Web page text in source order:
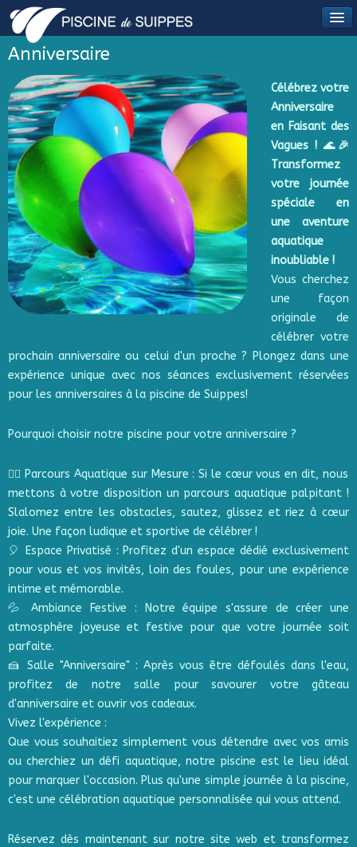
Anniversaire
Célébrez votre
Anniversaire
en Faisant des
Vagues ! 🌊🎉
Transformez
votre journée
spéciale en
une aventure
aquatique
inoubliable !
Vous cherchez
une façon
originale de
célébrer votre
prochain anniversaire ou celui d'un proche ? Plongez dans une
expérience unique avec nos séances exclusivement réservées
pour les anniversaires à la piscine de Suippes!
Pourquoi choisir notre piscine pour votre anniversaire ?
🏊‍♂️ Parcours Aquatique sur Mesure : Si le cœur vous en dit, nous
mettons à votre disposition un parcours aquatique palpitant !
Slalomez entre les obstacles, sautez, glissez et riez à cœur
joie. Une façon ludique et sportive de célébrer !
🎈 Espace Privatisé : Profitez d'un espace dédié exclusivement
pour vous et vos invités, loin des foules, pour une expérience
intime et mémorable.
💦 Ambiance Festive : Notre équipe s'assure de créer une
atmosphère joyeuse et festive pour que votre journée soit
parfaite.
🍰 Salle "Anniversaire" : Après vous être défoulés dans l'eau,
profitez de notre salle pour savourer votre gâteau
d'anniversaire et ouvrir vos cadeaux.
Vivez l'expérience :
Que vous souhaitiez simplement vous détendre avec vos amis
ou cherchiez un défi aquatique, notre piscine est le lieu idéal
pour marquer l'occasion. Plus qu'une simple journée à la piscine,
c'est une célébration aquatique personnalisée qui vous attend.
Réservez dès maintenant sur notre site web et transformez